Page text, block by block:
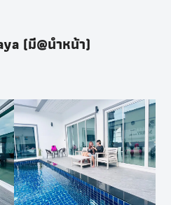
(มี@นำหน้า)